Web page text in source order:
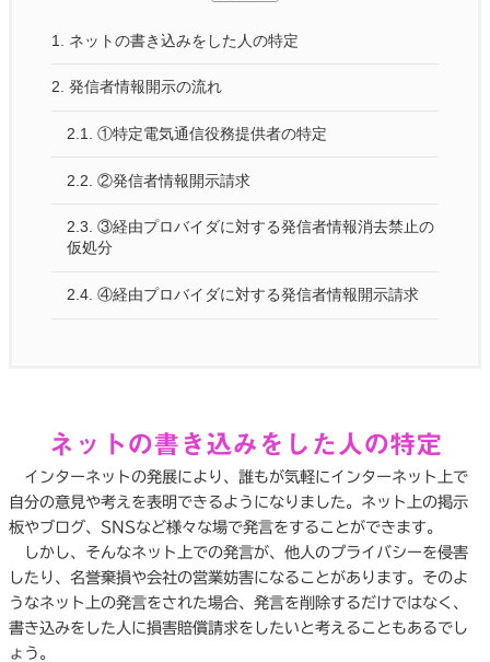
1. ネットの書き込みをした人の特定
2. 発信者情報開示の流れ
2.1. ①特定電気通信役務提供者の特定
2.2. ②発信者情報開示請求
2.3. ③経由プロバイダに対する発信者情報消去禁止の
仮処分
2.4. ④経由プロバイダに対する発信者情報開示請求
ネットの書き込みをした人の特定
インターネットの発展により、誰もが気軽にインターネット上で
自分の意見や考えを表明できるようになりました。ネット上の掲示
板やブログ、SNSなど様々な場で発言をすることができます。
しかし、そんなネット上での発言が、他人のプライバシーを侵害
したり、名誉棄損や会社の営業妨害になることがあります。そのよ
うなネット上の発言をされた場合、発言を削除するだけではなく、
書き込みをした人に損害賠償請求をしたいと考えることもあるでし
ょう。